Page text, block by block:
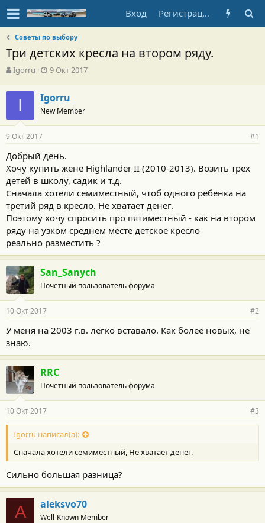
Вход Регистрация
Советы по выбору
Три детских кресла на втором ряду.
А
т
т
е
м
ы
Igorru
Д
а
н
а
л
а
9 Окт 2017
I Igorru
New Member
9 Окт 2017 #1
Добрый день.
Хочу купить жене Highlander II (2010-2013). Возить трех
детей в школу, садик и т.д.
Сначала хотели семиместный, чтоб одного ребенка на
третий ряд в кресло. Не хватает денег.
Поэтому хочу спросить про пятиместный - как на втором
ряду на узком среднем месте детское кресло
реально разместить ?
San_Sanych
Почетный пользователь форума
10 Окт 2017 #2
У меня на 2003 г.в. легко вставало. Как более новых, не
знаю.
RRC
Почетный пользователь форума
10 Окт 2017 #3
Igorru написал(а):
Сначала хотели семиместный, Не хватает денег.
Сильно большая разница?
A aleksvo70
Well-Known Member